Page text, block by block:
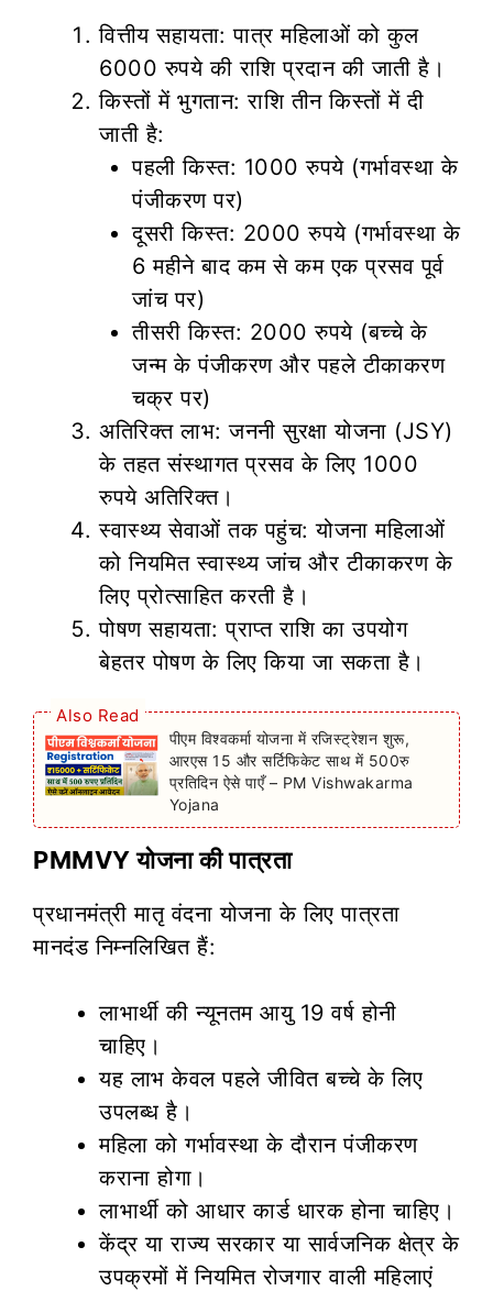
वित्तीय सहायता: पात्र महिलाओं को कुल
6000 रुपये की राशि प्रदान की जाती है।
किस्तों में भुगतान: राशि तीन किस्तों में दी
जाती है:
पहली किस्त: 1000 रुपये (गर्भावस्था के
पंजीकरण पर)
दूसरी किस्त: 2000 रुपये (गर्भावस्था के
6 महीने बाद कम से कम एक प्रसव पूर्व
जांच पर)
तीसरी किस्त: 2000 रुपये (बच्चे के
जन्म के पंजीकरण और पहले टीकाकरण
चक्र पर)
अतिरिक्त लाभ: जननी सुरक्षा योजना (JSY)
के तहत संस्थागत प्रसव के लिए 1000
रुपये अतिरिक्त।
स्वास्थ्य सेवाओं तक पहुंच: योजना महिलाओं
को नियमित स्वास्थ्य जांच और टीकाकरण के
लिए प्रोत्साहित करती है।
पोषण सहायता: प्राप्त राशि का उपयोग
बेहतर पोषण के लिए किया जा सकता है।
Also Read
पीएम विश्वकर्मा योजना में रजिस्ट्रेशन शुरू,
आरएस 15 और सर्टिफिकेट साथ में 500रु
प्रतिदिन ऐसे पाएँ – PM Vishwakarma
Yojana
PMMVY योजना की पात्रता
प्रधानमंत्री मातृ वंदना योजना के लिए पात्रता
मानदंड निम्नलिखित हैं:
लाभार्थी की न्यूनतम आयु 19 वर्ष होनी
चाहिए।
यह लाभ केवल पहले जीवित बच्चे के लिए
उपलब्ध है।
महिला को गर्भावस्था के दौरान पंजीकरण
कराना होगा।
लाभार्थी को आधार कार्ड धारक होना चाहिए।
केंद्र या राज्य सरकार या सार्वजनिक क्षेत्र के
उपक्रमों में नियमित रोजगार वाली महिलाएं